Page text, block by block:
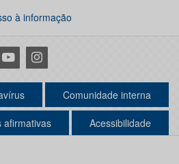
à informação
YoutubeInstagram
Comunidade interna
afirmativas Acessibilidade